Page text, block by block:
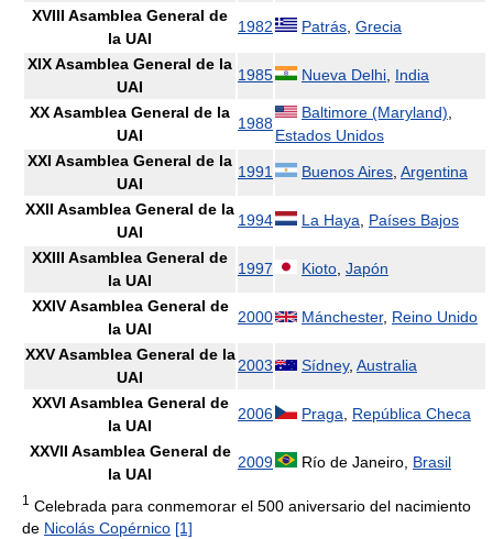
XVIII Asamblea General de
la UAI
1982 Patrás Grecia
XIX Asamblea General de la
UAI
1985 Nueva Delhi India
XX Asamblea General de la
UAI
1988
Baltimore (Maryland)
Estados Unidos
XXI Asamblea General de la
UAI
1991 Buenos Aires Argentina
XXII Asamblea General de la
UAI
1994 La Haya Países Bajos
XXIII Asamblea General de
la UAI
1997 Kioto Japón
XXIV Asamblea General de
la UAI
2000 Mánchester, Reino Unido
XXV Asamblea General de la
UAI
2003 Sídney, Australia
XXVI Asamblea General de
la UAI
2006 Praga República Checa
XXVII Asamblea General de
la UAI
2009 Río de Janeiro, Brasil
1 Celebrada para conmemorar el 500 aniversario del nacimiento
de Nicolás Copérnico [1]